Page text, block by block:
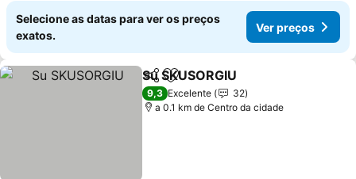
Selecione as datas para ver os preços
exatos.
Ver preços
PartilharAdicionar aos favoritos
Su SKUSORGIU
9,3 Excelente
32
a 0.1 km de Centro da cidade